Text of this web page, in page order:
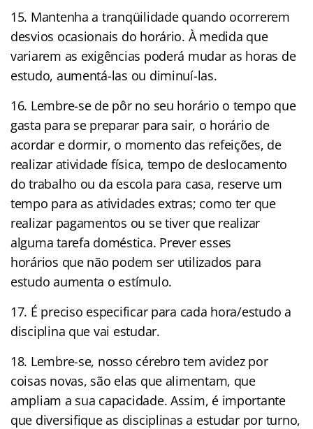
15. Mantenha a tranqüilidade quando ocorrerem
desvios ocasionais do horário. À medida que
variarem as exigências poderá mudar as horas de
estudo, aumentá-las ou diminuí-las.
16. Lembre-se de pôr no seu horário o tempo que
gasta para se preparar para sair, o horário de
acordar e dormir, o momento das refeições, de
realizar atividade física, tempo de deslocamento
do trabalho ou da escola para casa, reserve um
tempo para as atividades extras; como ter que
realizar pagamentos ou se tiver que realizar
alguma tarefa doméstica. Prever esses
horários que não podem ser utilizados para
estudo aumenta o estímulo.
17. É preciso especificar para cada hora/estudo a
disciplina que vai estudar.
18. Lembre-se, nosso cérebro tem avidez por
coisas novas, são elas que alimentam, que
ampliam a sua capacidade. Assim, é importante
que diversifique as disciplinas a estudar por turno,